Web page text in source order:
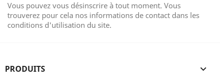
Vous pouvez vous désinscrire à tout moment. Vous
trouverez pour cela nos informations de contact dans les
conditions d'utilisation du site.
PRODUITS 